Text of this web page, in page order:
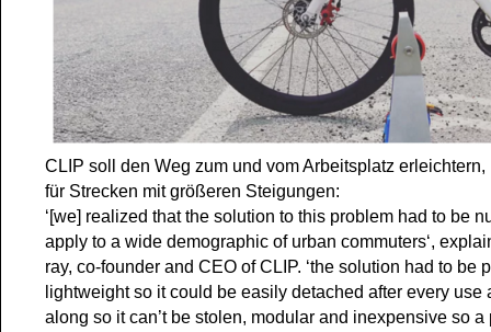
CLIP soll den Weg zum und vom Arbeitsplatz
für Strecken mit größeren Steigungen:
‘[we] realized that the solution to this problem had to be
apply to a wide demographic of urban commuters‘,
ray, co-founder and CEO of CLIP. ‘the solution had to be
lightweight so it could be easily detached after every use
along so it can’t be stolen, modular and inexpensive so a